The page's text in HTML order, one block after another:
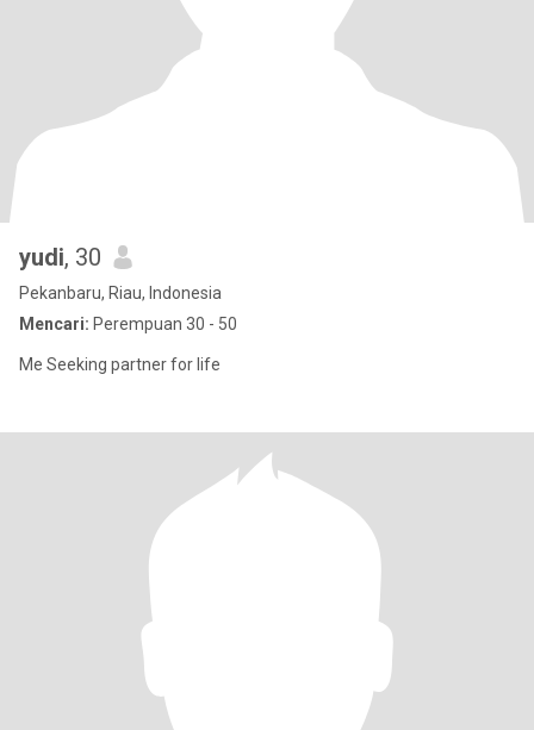
yudi, 30
Pekanbaru, Riau, Indonesia
Mencari: Perempuan 30 - 50
Me Seeking partner for life